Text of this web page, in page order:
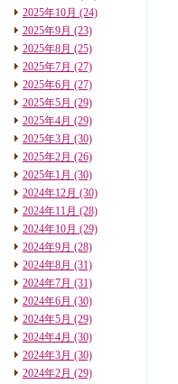
2025年10月 (24)
2025年9月 (23)
2025年8月 (25)
2025年7月 (27)
2025年6月 (27)
2025年5月 (29)
2025年4月 (29)
2025年3月 (30)
2025年2月 (26)
2025年1月 (30)
2024年12月 (30)
2024年11月 (28)
2024年10月 (29)
2024年9月 (28)
2024年8月 (31)
2024年7月 (31)
2024年6月 (30)
2024年5月 (29)
2024年4月 (30)
2024年3月 (30)
2024年2月 (29)